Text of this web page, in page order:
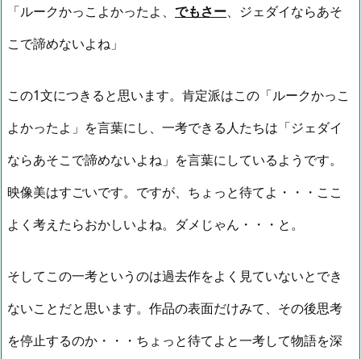
「ルークかっこよかったよ、 でもさー、ジェダイならあそ
こで諦めないよね」
この1文につきると思います。肯定派はこの「ルークかっこ
よかったよ」を言葉にし、一考できる人たちは「ジェダイ
ならあそこで諦めないよね」を言葉にしているようです。
映像美はすごいです。ですが、ちょっと待てよ・・・ここ
よく考えたらおかしいよね。ダメじゃん・・・と。
そしてこの一考というのは過去作をよく見ていないとでき
ないことだと思います。作品の表面だけみて、その後思考
を停止するのか・・・ちょっと待てよと一考して物語を深